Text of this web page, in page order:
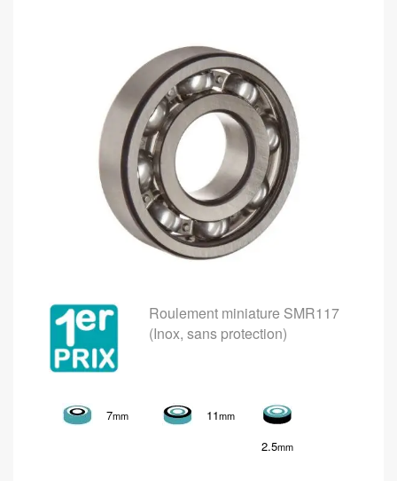
Roulement miniature SMR117
(Inox, sans protection)
7mm 11mm
2.5mm